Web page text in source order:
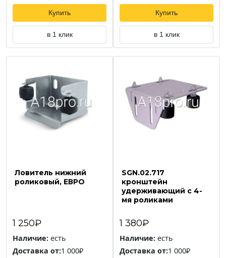
Купить
в 1 клик
Купить
в 1 клик
Ловитель нижний
роликовый, ЕВРО
1 250₽
Наличие: есть
Доставка от:1 000₽
SGN.02.717
кронштейн
удерживающий с 4-
мя роликами
1 380₽
Наличие: есть
Доставка от:1 000₽